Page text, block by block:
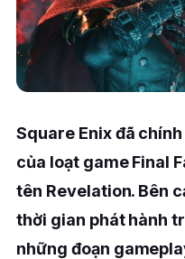
Square Enix đã
của loạt game Final
tên Revelation. Bên
thời gian phát hành
những đoạn